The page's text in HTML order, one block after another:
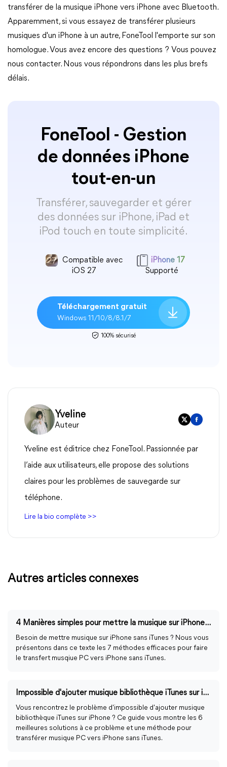
transférer de la musique iPhone vers iPhone avec Bluetooth.
Apparemment, si vous essayez de transférer plusieurs
musiques d'un iPhone à un autre, FoneTool l'emporte sur son
homologue. Vous avez encore des questions ? Vous pouvez
nous contacter. Nous vous répondrons dans les plus brefs
délais.
FoneTool - Gestion
de données iPhone
tout-en-un
Transférer, sauvegarder et gérer
des données sur iPhone, iPad et
iPod touch en toute simplicité.
Compatible avec
iOS 27
iPhone 17
Supporté
Téléchargement gratuit
Windows 11/10/8/8.1/7
100% sécurisé
Yveline
Auteur
Yveline est éditrice chez FoneTool. Passionnée par
l’aide aux utilisateurs, elle propose des solutions
claires pour les problèmes de sauvegarde sur
téléphone.
Lire la bio complète >>
Autres articles connexes
4 Manières simples pour mettre la musique sur iPhone sans iTunes
Besoin de mettre musique sur iPhone sans iTunes ? Nous vous
présentons dans ce texte les 7 méthodes efficaces pour faire
le transfert musqiue PC vers iPhone sans iTunes.
Impossible d'ajouter musique bibliothèque iTunes sur iPhone
Vous rencontrez le problème d'impossible d'ajouter musique
bibliothèque iTunes sur iPhone ? Ce guide vous montre les 6
meilleures solutions à ce problème et une méthode pour
transférer musique PC vers iPhone sans iTunes.